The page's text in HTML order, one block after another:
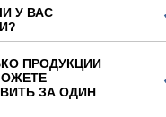
У ВАС
ПРОДУКЦИИ
ЗА ОДИН